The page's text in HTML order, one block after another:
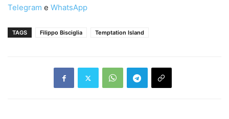
Telegram e WhatsApp
TAGS Filippo Bisciglia Temptation Island